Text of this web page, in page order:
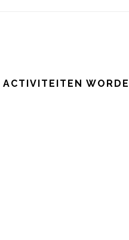
ACTIVITEITEN